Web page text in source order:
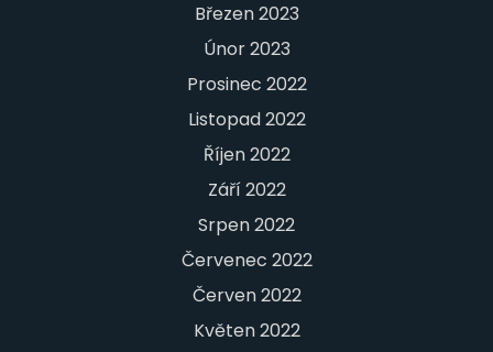
Březen 2023
Únor 2023
Prosinec 2022
Listopad 2022
Říjen 2022
Září 2022
Srpen 2022
Červenec 2022
Červen 2022
Květen 2022